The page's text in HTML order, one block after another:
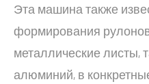
Эта машина также
формирования
металлические листы,
алюминий, в